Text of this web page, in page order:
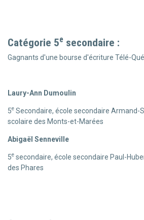
Catégorie 5e secondaire :
Gagnants d'une bourse d'écriture Télé-
Laury-Ann Dumoulin
5e Secondaire, école secondaire Armand-
scolaire des Monts-et-Marées
Abigaël Senneville
5e secondaire, école secondaire Paul-
des Phares